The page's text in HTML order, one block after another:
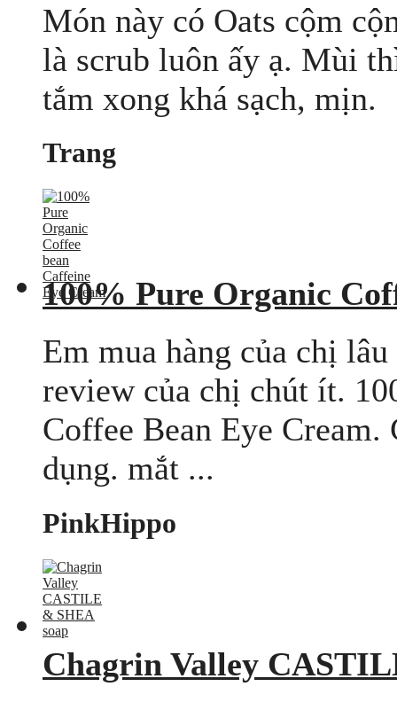
Món này có Oats cộm
là scrub luôn ấy ạ. Mùi
tắm xong khá sạch, mịn.
Trang
100% Pure Organic
Em mua hàng của chị
review của chị chút ít.
Coffee Bean Eye Cream.
dụng. mắt ...
PinkHippo
Chagrin Valley